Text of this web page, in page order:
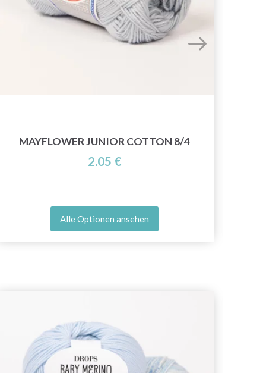
MAYFLOWER JUNIOR COTTON 8/4
2.05 €
Alle Optionen ansehen